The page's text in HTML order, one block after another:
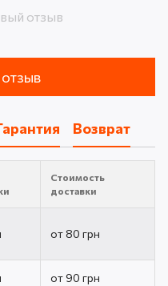
отзыв
Возврат
Стоимость
доставки
от 80 грн
от 90 грн